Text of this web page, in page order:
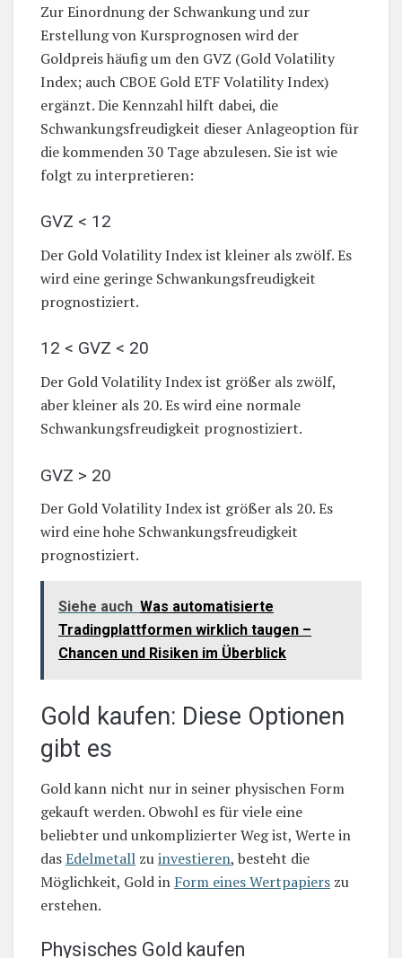
Zur Einordnung der Schwankung und zur
Erstellung von Kursprognosen wird der
Goldpreis häufig um den GVZ (Gold Volatility
Index; auch CBOE Gold ETF Volatility Index)
ergänzt. Die Kennzahl hilft dabei, die
Schwankungsfreudigkeit dieser Anlageoption für
die kommenden 30 Tage abzulesen. Sie ist wie
folgt zu interpretieren:
GVZ < 12
Der Gold Volatility Index ist kleiner als zwölf. Es
wird eine geringe Schwankungsfreudigkeit
prognostiziert.
12 < GVZ < 20
Der Gold Volatility Index ist größer als zwölf,
aber kleiner als 20. Es wird eine normale
Schwankungsfreudigkeit prognostiziert.
GVZ > 20
Der Gold Volatility Index ist größer als 20. Es
wird eine hohe Schwankungsfreudigkeit
prognostiziert.
Siehe auch Was automatisierte
Tradingplattformen wirklich taugen –
Chancen und Risiken im Überblick
Gold kaufen: Diese Optionen
gibt es
Gold kann nicht nur in seiner physischen Form
gekauft werden. Obwohl es für viele eine
beliebter und unkomplizierter Weg ist, Werte in
dasEdelmetall zuinvestieren, besteht die
Möglichkeit, Gold in Form eines Wertpapiers zu
erstehen.
Physisches Gold kaufen